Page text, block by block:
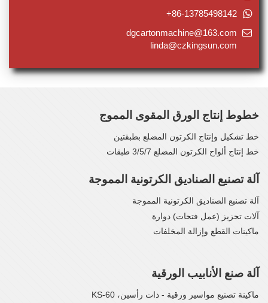
+86-13785498142
dgcartonmachine@163.com
linda@czkingsun.com
خطوط إنتاج الورق المقوى المموج
خط تشكيل وإنتاج الكرتون المضلع بطبقتين
خط إنتاج ألواح الكرتون المضلع 3/5/7 طبقات
آلة تصنيع الصناديق الكرتونية المموجة
آلة تصنيع الصناديق الكرتونية المموجة
آلات تحزيز (عمل فتحات) دوارة
ماكينات القطع وإزالة المخلفات
آلة صنع الأنابيب الورقية
ماكينة تصنيع مواسير ورقية - ذات رأسين، KS-60